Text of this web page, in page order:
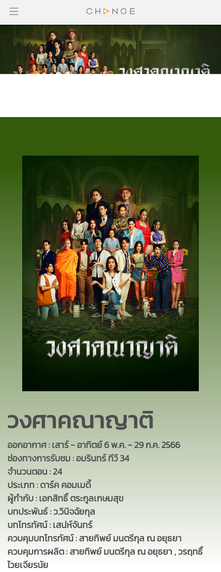
วงศาคณาญาติ
ออกอากาศ : เสาร์ - อาทิตย์ 6 พ.ค. - 29 ก.ค. 2566
ช่องทางการรับชม : อมรินทร์ ทีวี 34
จำนวนตอน : 24
ประเภท : ดาร์ค คอมเมดี้
ผู้กำกับ : เอกสิทธิ์ ตระกูลเกษมสุข
บทประพันธ์ : ว.วินิจฉัยกุล
บทโทรทัศน์ : เสน่ห์จันทร์
ควบคุมบทโทรทัศน์ : สายทิพย์ มนตรีกุล ณ อยุธยา
ควบคุมการผลิต : สายทิพย์ มนตรีกุล ณ อยุธยา , วรฤทธิ์
ไวยเจียรนัย